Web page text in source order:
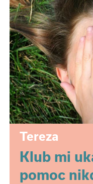
Tereza
Klub mi
pomoc